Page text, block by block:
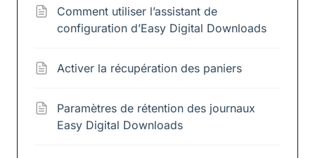
Comment utiliser l’assistant de
configuration d’Easy Digital Downloads
Activer la récupération des paniers
Paramètres de rétention des journaux
Easy Digital Downloads